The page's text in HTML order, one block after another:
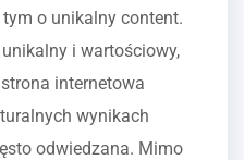
o unikalny content.
i wartościowy,
internetowa
wynikach
odwiedzana. Mimo